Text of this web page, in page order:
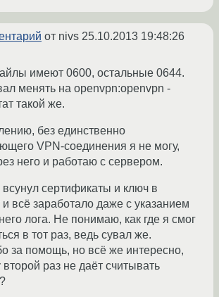
от nivs 25.10.2013 19:48:26
имеют 0600, остальные 0644.
менять на openvpn:openvpn -
такой же.
без единственно
VPN-соединения я не могу,
него и работаю с сервером.
всунул сертификаты и ключ в
и всё заработало даже с указанием
лога. Не понимаю, как где я смог
в тот раз, ведь сувал же.
за помощь, но всё же интересно,
второй раз не даёт считывать